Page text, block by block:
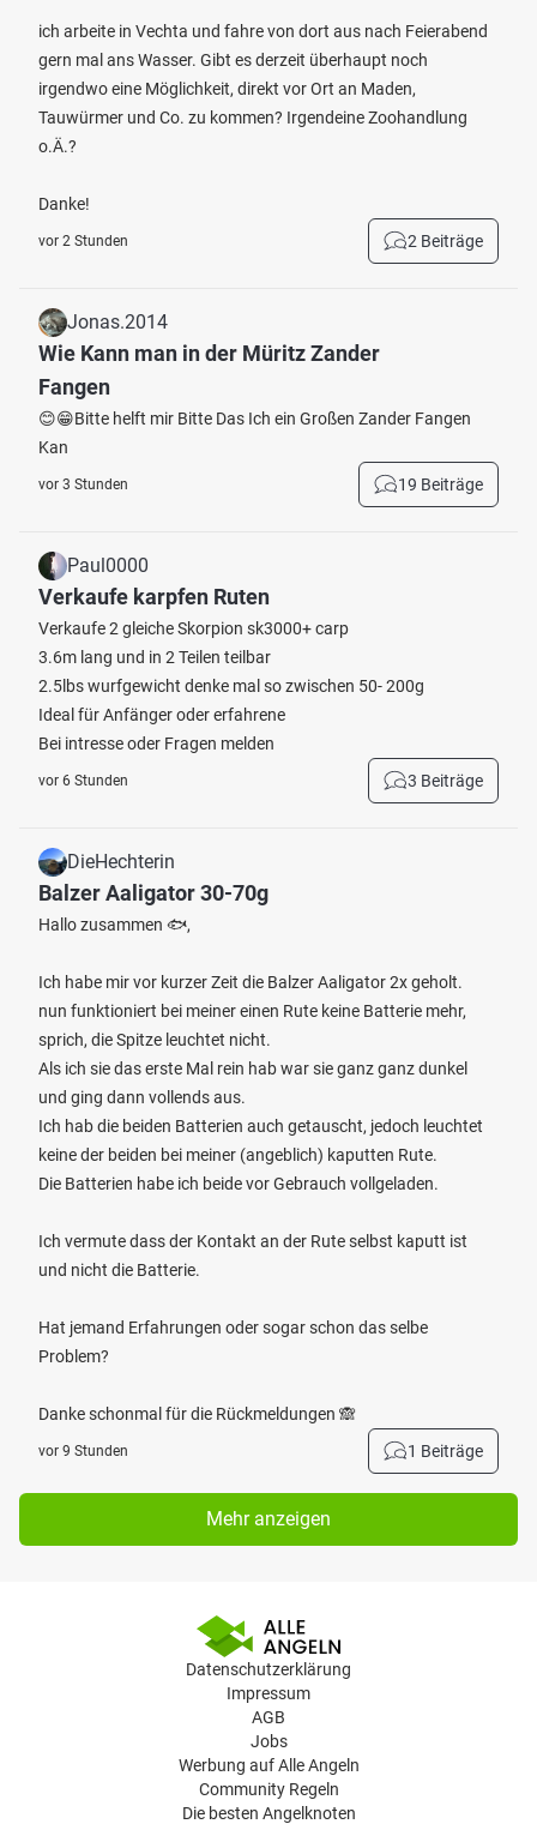
ich arbeite in Vechta und fahre von dort aus nach Feierabend
gern mal ans Wasser. Gibt es derzeit überhaupt noch
irgendwo eine Möglichkeit, direkt vor Ort an Maden,
Tauwürmer und Co. zu kommen? Irgendeine Zoohandlung
o.Ä.?
Danke!
vor 2 Stunden 2 Beiträge
Jonas.2014
Wie Kann man in der Müritz Zander
Fangen
😊😁Bitte helft mir Bitte Das Ich ein Großen Zander Fangen
Kan
vor 3 Stunden 19 Beiträge
Paul0000
Verkaufe karpfen Ruten
Verkaufe 2 gleiche Skorpion sk3000+ carp
3.6m lang und in 2 Teilen teilbar
2.5lbs wurfgewicht denke mal so zwischen 50- 200g
Ideal für Anfänger oder erfahrene
Bei intresse oder Fragen melden
vor 6 Stunden 3 Beiträge
DieHechterin
Balzer Aaligator 30-70g
Hallo zusammen 🐟,
Ich habe mir vor kurzer Zeit die Balzer Aaligator 2x geholt.
nun funktioniert bei meiner einen Rute keine Batterie mehr,
sprich, die Spitze leuchtet nicht.
Als ich sie das erste Mal rein hab war sie ganz ganz dunkel
und ging dann vollends aus.
Ich hab die beiden Batterien auch getauscht, jedoch leuchtet
keine der beiden bei meiner (angeblich) kaputten Rute.
Die Batterien habe ich beide vor Gebrauch vollgeladen.
Ich vermute dass der Kontakt an der Rute selbst kaputt ist
und nicht die Batterie.
Hat jemand Erfahrungen oder sogar schon das selbe
Problem?
Danke schonmal für die Rückmeldungen 🙈
vor 9 Stunden 1 Beiträge
Mehr anzeigen
Datenschutzerklärung
Impressum
AGB
Jobs
Werbung auf Alle Angeln
Community Regeln
Die besten Angelknoten